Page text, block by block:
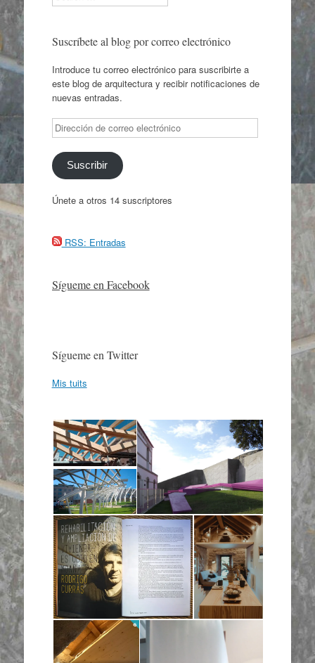
Suscríbete al blog por correo electrónico
Introduce tu correo electrónico para suscribirte a
este blog de arquitectura y recibir notificaciones de
nuevas entradas.
Dirección
de
correo
electrónico
Suscribir
Únete a otros 14 suscriptores
RSS: Entradas
Sígueme en Facebook
Sígueme en Twitter
Mis tuits